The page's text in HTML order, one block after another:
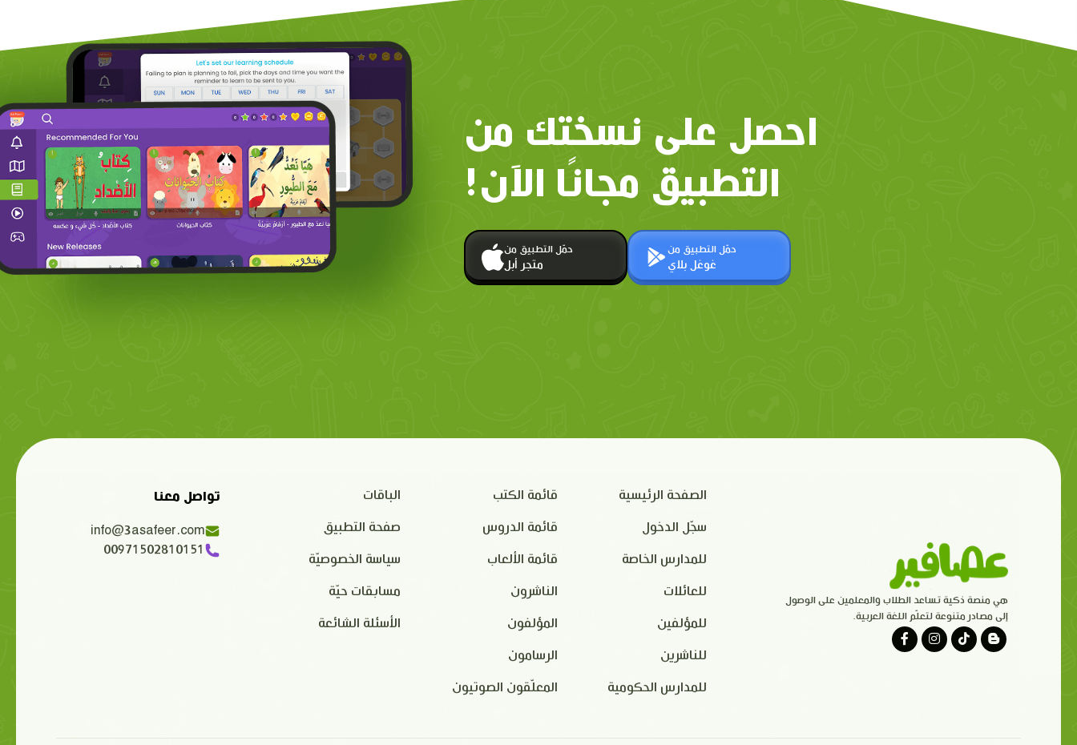
احصل على نسختك من
التطبيق مجانًا الآن!
حمّل التطبيق من
متجر أبل
حمّل التطبيق من
غوغل بلاي
هي منصة ذكية تساعد الطلاب والمعلمين على الوصول
إلى مصادر متنوعة لتعلّم اللغة العربية.
الصفحة الرئيسية
سجّل الدخول
للمدارس الخاصة
للعائلات
للمؤلفين
للناشرين
للمدارس الحكومية
قائمة الكتب
قائمة الدروس
قائمة الألعاب
الناشرون
المؤلفون
الرسامون
المعلّقون الصوتيون
الباقات
صفحة التطبيق
سياسة الخصوصيّة
مسابقات حيّة
الأسئلة الشائعة
تواصل معنا
info@3asafeer.com
00971502810151